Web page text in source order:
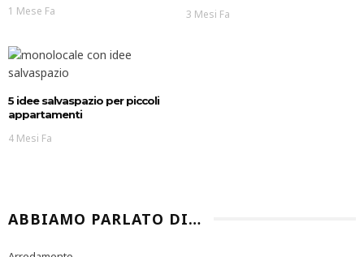
1 Mese Fa 3 Mesi Fa
5 idee salvaspazio per piccoli
appartamenti
4 Mesi Fa
ABBIAMO PARLATO DI…